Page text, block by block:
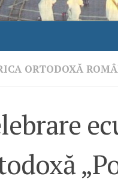
ORTODOXĂ